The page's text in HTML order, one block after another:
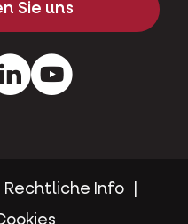
Sie uns
LinkedInYoutube
Rechtliche Info